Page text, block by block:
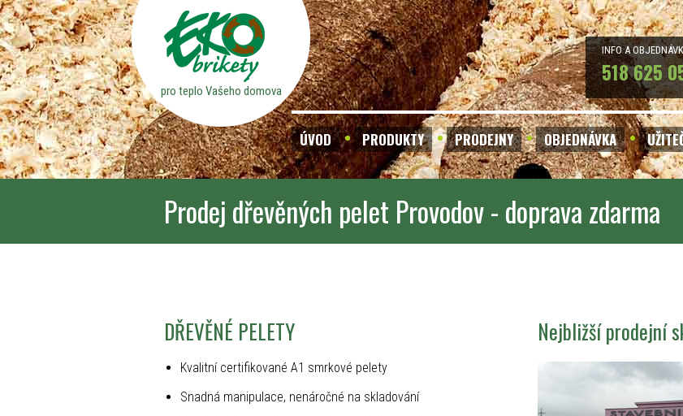
pro teplo Vašeho domova
INFO A
518 625
ÚVOD PRODUKTY PRODEJNY OBJEDNÁVKA
Prodej dřevěných pelet Provodov - doprava zdarma
DŘEVĚNÉ PELETY
Kvalitní certifikované A1 smrkové pelety
Snadná manipulace, nenáročné na skladování
Nejbližší prodejní